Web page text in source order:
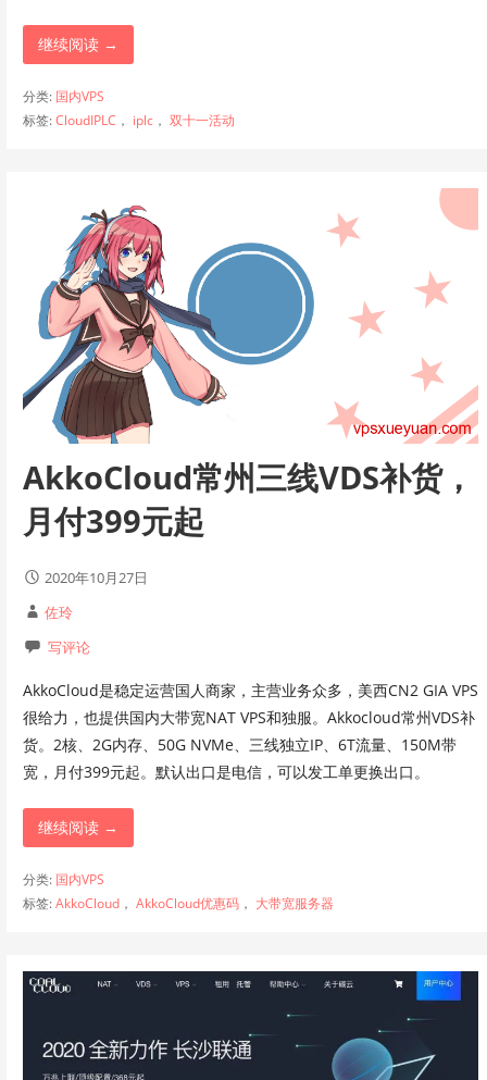
继续阅读 →
分类: 国内VPS
标签:CloudIPLC ， iplc， 双十一活动
AkkoCloud常州三线VDS补货，
月付399元起
2020年10月27日
佐玲
写评论
AkkoCloud是稳定运营国人商家，主营业务众多，美西CN2 GIA VPS
很给力，也提供国内大带宽NAT VPS和独服。Akkocloud常州VDS补
货。2核、2G内存、50G NVMe、三线独立IP、6T流量、150M带
宽，月付399元起。默认出口是电信，可以发工单更换出口。
继续阅读 →
分类: 国内VPS
标签:AkkoCloud， AkkoCloud优惠码， 大带宽服务器